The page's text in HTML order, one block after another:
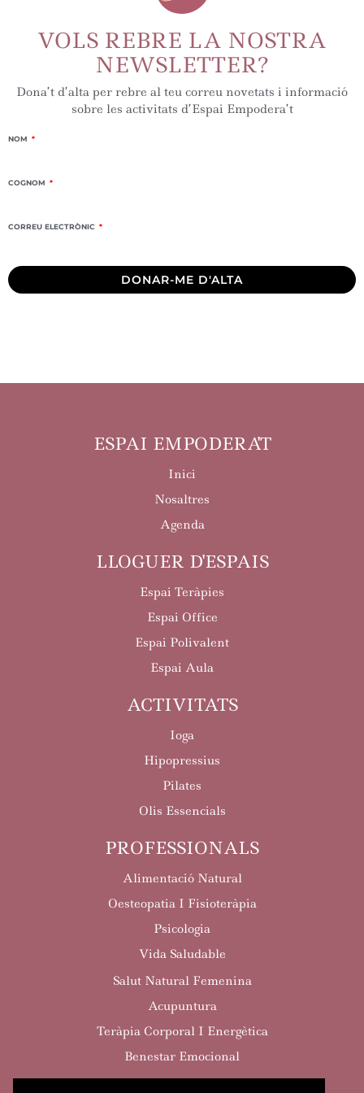
VOLS REBRE LA NOSTRA
NEWSLETTER?
Dona’t d’alta per rebre al teu correu novetats i informació
sobre les activitats d’Espai Empodera’t
NOM
COGNOM
CORREU ELECTRÒNIC
DONAR-ME D'ALTA
ESPAI EMPODERA'T
Inici
Nosaltres
Agenda
LLOGUER D'ESPAIS
Espai Teràpies
Espai Office
Espai Polivalent
Espai Aula
ACTIVITATS
Ioga
Hipopressius
Pilates
Olis Essencials
PROFESSIONALS
Alimentació Natural
Oesteopatia I Fisioteràpia
Psicologia
Vida Saludable
Salut Natural Femenina
Acupuntura
Teràpia Corporal I Energètica
Benestar Emocional